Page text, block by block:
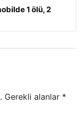
1 ölü, 2
Gerekli alanlar *